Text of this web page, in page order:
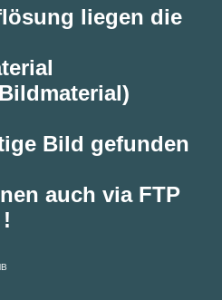
liegen die
Bild gefunden
auch via FTP